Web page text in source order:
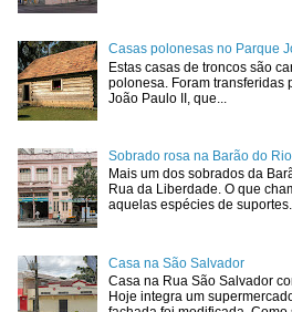
Casas polonesas no Parque
Estas casas de troncos são
polonesa. Foram transferidas
João Paulo II, que...
Sobrado rosa na Barão do
Mais um dos sobrados da
Rua da Liberdade. O que
aquelas espécies de
Casa na São Salvador
Casa na Rua São Salvador
Hoje integra um